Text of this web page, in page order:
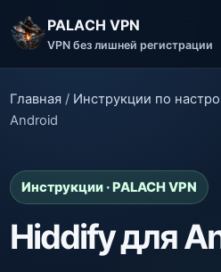
PALACH VPN
VPN без лишней регистрации
Главная / Инструкции по
Android
Инструкции · PALACH VPN
Hiddify для